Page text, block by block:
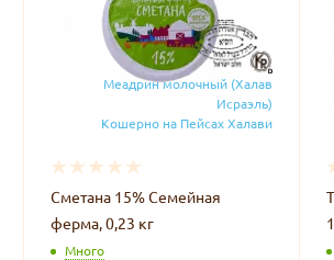
Меадрин молочный (Халав
Исраэль)
Кошерно на Пейсах Халави
Сметана 15% Семейная
ферма, 0,23 кг
Много